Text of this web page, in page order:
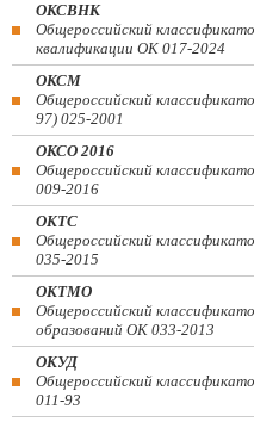
ОКСВНК
Общероссийский
квалификации ОК 017-2024
ОКСМ
Общероссийский
97) 025-2001
ОКСО 2016
Общероссийский
009-2016
ОКТС
Общероссийский
035-2015
ОКТМО
Общероссийский
образований ОК 033-2013
ОКУД
Общероссийский
011-93